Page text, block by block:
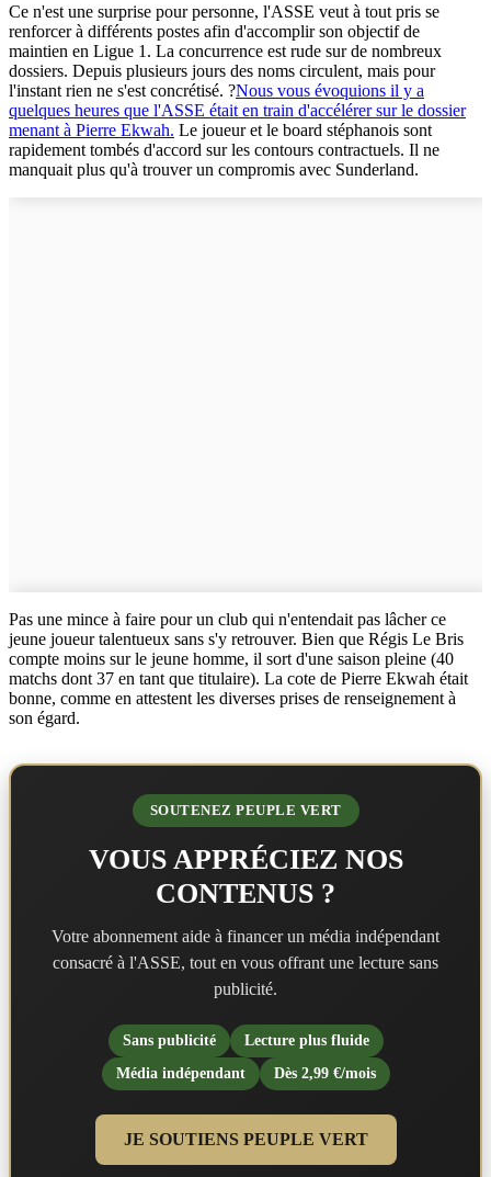
Ce n'est une surprise pour personne, l'ASSE veut à tout pris se
renforcer à différents postes afin d'accomplir son objectif de
maintien en Ligue 1. La concurrence est rude sur de nombreux
dossiers. Depuis plusieurs jours des noms circulent, mais pour
l'instant rien ne s'est concrétisé. ?Nous vous évoquions il y a
quelques heures que l'ASSE était en train d'accélérer sur le dossier
menant à Pierre Ekwah. Le joueur et le board stéphanois sont
rapidement tombés d'accord sur les contours contractuels. Il ne
manquait plus qu'à trouver un compromis avec Sunderland.
Pas une mince à faire pour un club qui n'entendait pas lâcher ce
jeune joueur talentueux sans s'y retrouver. Bien que Régis Le Bris
compte moins sur le jeune homme, il sort d'une saison pleine (40
matchs dont 37 en tant que titulaire). La cote de Pierre Ekwah était
bonne, comme en attestent les diverses prises de renseignement à
son égard.
SOUTENEZ PEUPLE VERT
VOUS APPRÉCIEZ NOS
CONTENUS ?
Votre abonnement aide à financer un média indépendant
consacré à l'ASSE, tout en vous offrant une lecture sans
publicité.
Sans publicité
Lecture plus fluide
Média indépendant
Dès 2,99 €/mois
JE SOUTIENS PEUPLE VERT